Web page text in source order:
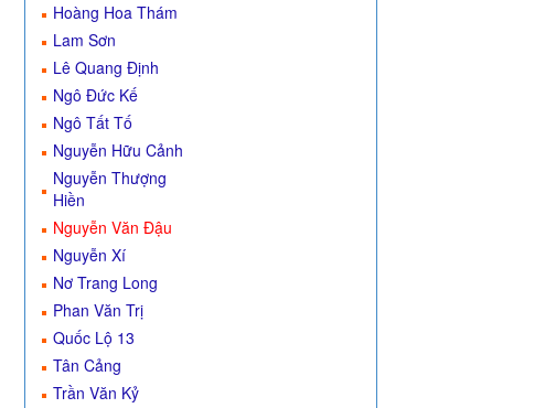
Hoàng Hoa Thám
Lam Sơn
Lê Quang Định
Ngô Đức Kế
Ngô Tất Tố
Nguyễn Hữu Cảnh
Nguyễn Thượng
Hiền
Nguyễn Văn Đậu
Nguyễn Xí
Nơ Trang Long
Phan Văn Trị
Quốc Lộ 13
Tân Cảng
Trần Văn Kỷ